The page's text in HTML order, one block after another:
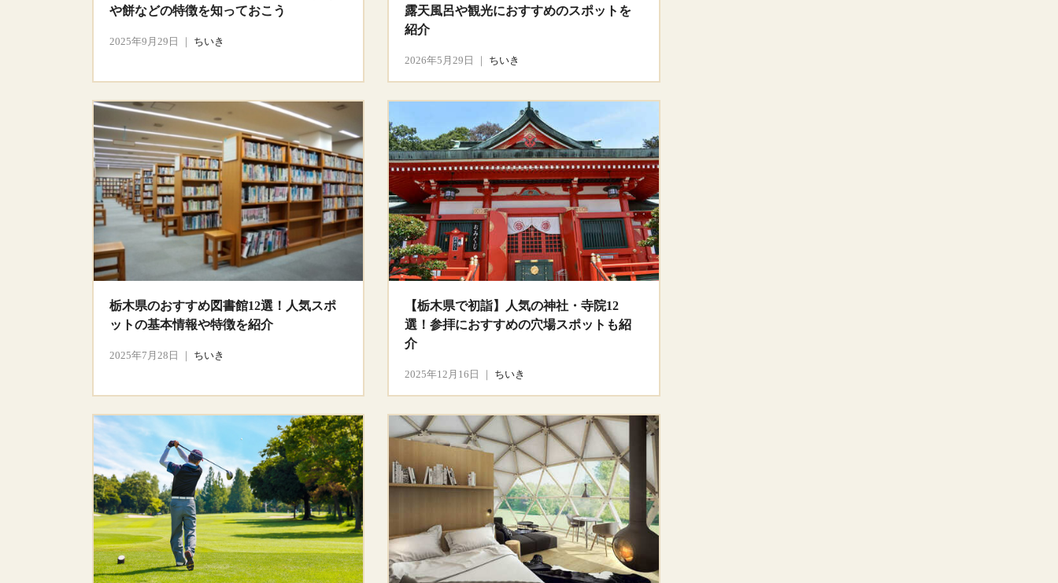
や餅などの特徴を知っておこう
2025年9月29日 ｜ ちいき
露天風呂や観光におすすめのスポットを
紹介
2026年5月29日 ｜ ちいき
栃木県のおすすめ図書館12選！人気スポ
ットの基本情報や特徴を紹介
2025年7月28日 ｜ ちいき
【栃木県で初詣】人気の神社・寺院12
選！参拝におすすめの穴場スポットも紹
介
2025年12月16日 ｜ ちいき